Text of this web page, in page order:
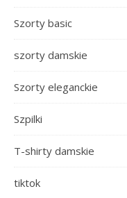
Szorty basic
szorty damskie
Szorty eleganckie
Szpilki
T-shirty damskie
tiktok